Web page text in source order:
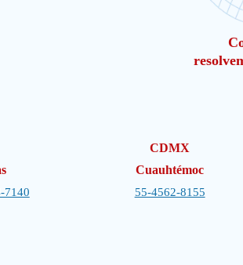
7140
CDMX
Cuauhtémoc
55-4562-8155